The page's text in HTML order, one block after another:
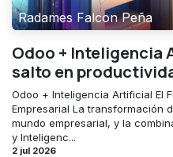
Radames Falcon Peña
Odoo +
salto en
Odoo + Inteligencia Artificial El
Empresarial La transformación
mundo empresarial, y la
y Inteligenc...
2 jul 2026